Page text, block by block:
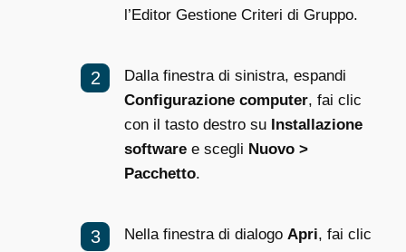
l’Editor Gestione Criteri di Gruppo.
Dalla finestra di sinistra, espandi
Configurazione computer, fai clic
con il tasto destro su Installazione
software e scegli Nuovo >
Pacchetto.
Nella finestra di dialogo Apri, fai clic